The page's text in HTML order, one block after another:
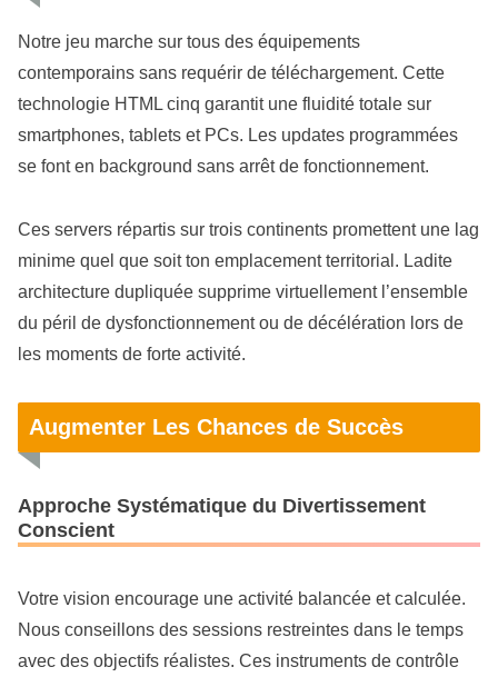
Notre jeu marche sur tous des équipements
contemporains sans requérir de téléchargement. Cette
technologie HTML cinq garantit une fluidité totale sur
smartphones, tablets et PCs. Les updates programmées
se font en background sans arrêt de fonctionnement.
Ces servers répartis sur trois continents promettent une lag
minime quel que soit ton emplacement territorial. Ladite
architecture dupliquée supprime virtuellement l’ensemble
du péril de dysfonctionnement ou de décélération lors de
les moments de forte activité.
Augmenter Les Chances de Succès
Approche Systématique du Divertissement
Conscient
Votre vision encourage une activité balancée et calculée.
Nous conseillons des sessions restreintes dans le temps
avec des objectifs réalistes. Ces instruments de contrôle